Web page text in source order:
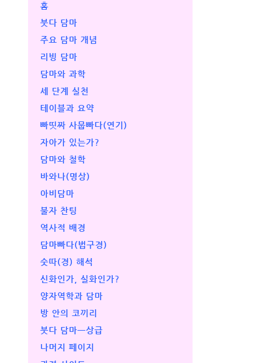
홈
붓다 담마
주요 담마 개념
리빙 담마
담마와 과학
세 단계 실천
테이블과 요약
빠띳짜 사뭅빠다(연기)
자아가 있는가?
담마와 철학
바와나(명상)
아비담마
불자 찬팅
역사적 배경
담마빠다(법구경)
숫따(경) 해석
신화인가, 실화인가?
양자역학과 담마
방 안의 코끼리
붓다 담마ㅡ상급
나머지 페이지